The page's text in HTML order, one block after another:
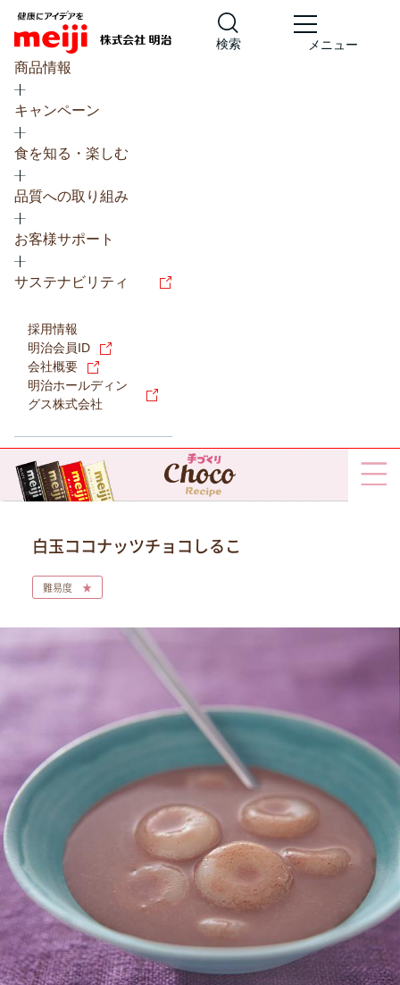
検索 メニュー
商品情報
キャンペーン
食を知る・楽しむ
品質への取り組み
お客様サポート
サステナビリティ
採用情報
明治会員ID
会社概要
明治ホールディン
グス株式会社
白玉ココナッツチョコしるこ
難易度 ★